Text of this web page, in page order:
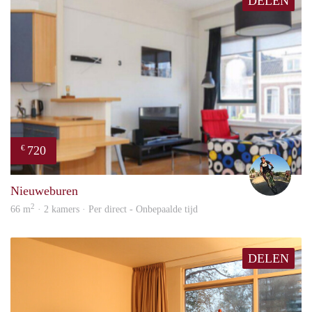
€ 720
Jacob
Nieuweburen
66 m2 · 2 kamers · Per direct - Onbepaalde tijd
DELEN